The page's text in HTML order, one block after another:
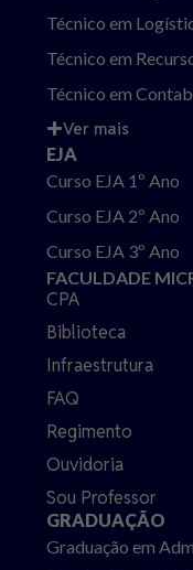
Técnico em
Técnico em
Técnico em
Ver mais
EJA
Curso EJA 1º Ano
Curso EJA 2º Ano
Curso EJA 3º Ano
FACULDADE
CPA
Biblioteca
Infraestrutura
FAQ
Regimento
Ouvidoria
Sou Professor
GRADUAÇÃO
Graduação em